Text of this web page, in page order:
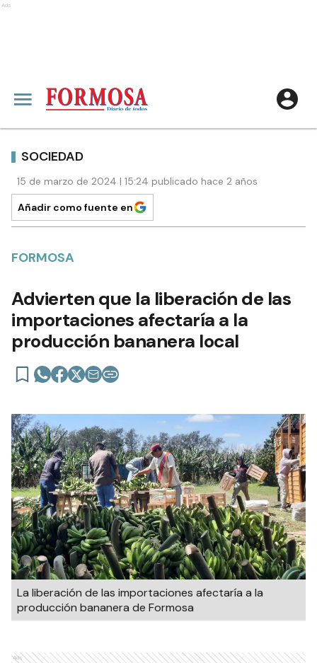
Ads
SOCIEDAD
15 de marzo de 2024 | 15:24 publicado hace 2 años
Añadir como fuente en
FORMOSA
Advierten que la liberación de las
importaciones afectaría a la
producción bananera local
La liberación de las importaciones afectaría a la
producción bananera de Formosa
Ads